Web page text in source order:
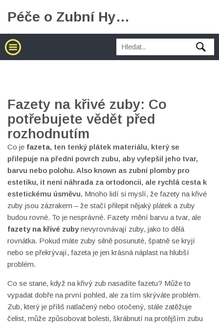
Péče o Zubní Hygienu
Fazety na křivé zuby: Co
potřebujete vědět před
rozhodnutím
Co je fazeta, ten tenký plátek materiálu, který se
přilepuje na přední povrch zubu, aby vylepšil jeho tvar,
barvu nebo polohu. Also known as zubní plomby pro
estetiku, it není náhrada za ortodoncii, ale rychlá cesta k
estetickému úsměvu. Mnoho lidí si myslí, že fazety na křivé
zuby jsou zázrakem – že stačí přilepit nějaký plátek a zuby
budou rovné. To je nesprávné. Fazety mění barvu a tvar, ale
fazety na křivé zubynevyrovnávají zuby, jako to dělá
rovnátka. Pokud máte zuby silně posunuté, špatně se kryjí
nebo se překrývají, fazeta je jen krásná náplast na hlubší
problém.
Co se stane, když na křivý zub nasadíte fazetu? Může to
vypadat dobře na první pohled, ale za tím skrýváte problém.
Zub, který je příliš natlačený nebo otočený, stále zatěžuje
čelist, může způsobovat bolesti, škrábnutí na protějším zubu